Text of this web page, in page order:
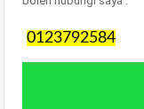
0123792584